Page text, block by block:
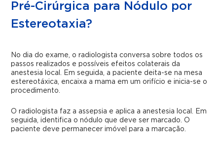
Pré-Cirúrgica para Nódulo por
Estereotaxia?
No dia do exame, o radiologista conversa sobre todos os
passos realizados e possíveis efeitos colaterais da
anestesia local. Em seguida, a paciente deita-se na mesa
estereotáxica, encaixa a mama em um orifício e inicia-se o
procedimento.
O radiologista faz a assepsia e aplica a anestesia local. Em
seguida, identifica o nódulo que deve ser marcado. O
paciente deve permanecer imóvel para a marcação.